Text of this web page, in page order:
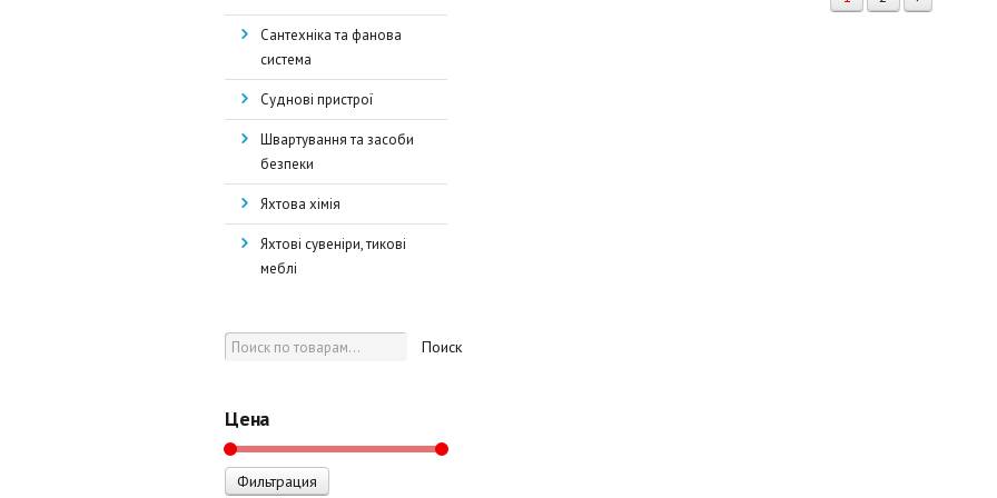
Сантехніка та фанова
система
Суднові пристрої
Швартування та засоби
безпеки
Яхтова хімія
Яхтові сувеніри, тикові
меблі
Поиск
Цена
Минимальная
Максимальная
Фильтрация